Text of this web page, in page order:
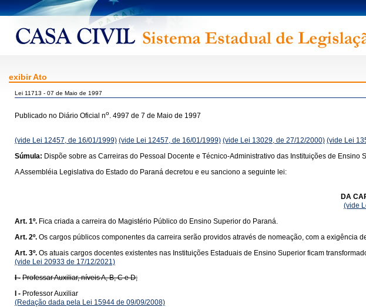
exibir Ato
Lei 11713 - 07 de Maio de 1997
Publicado no Diário Oficial no. 4997 de 7 de Maio de 1997
(vide Lei 12457, de 16/01/1999) (vide Lei 12457, de 16/01/1999) (vide Lei 13029, de 27/12/2000) (vide Lei
Súmula: Dispõe sobre as Carreiras do Pessoal Docente e Técnico-Administrativo das Instituições de
A Assembléia Legislativa do Estado do Paraná decretou e eu sanciono a seguinte lei:
DA
(vide
Art. 1º. Fica criada a carreira do Magistério Público do Ensino Superior do Paraná.
Art. 2º. Os cargos públicos componentes da carreira serão providos através de nomeação, com a exigência
Art. 3º. Os atuais cargos docentes existentes nas Instituições Estaduais de Ensino Superior ficam
(vide Lei 20933 de 17/12/2021)
I - Professar Auxiliar, níveis A, B, C e D;
I - Professor Auxiliar
(Redação dada pela Lei 15944 de 09/09/2008)